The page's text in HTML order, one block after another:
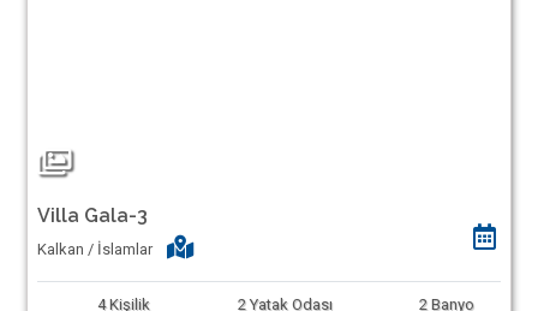
Villa Gala-3
Kalkan / İslamlar
4 Kişilik 2 Yatak Odası 2 Banyo